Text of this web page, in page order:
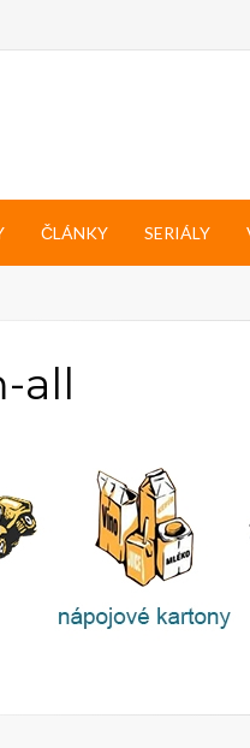
ČLÁNKY SERIÁLY
all